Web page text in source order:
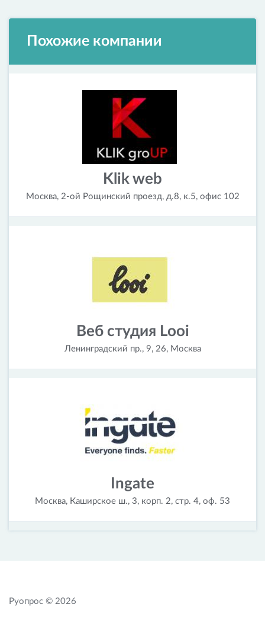
Похожие компании
Klik web
Москва, 2-ой Рощинский проезд, д.8, к.5, офис 102
Веб студия Looi
Ленинградский пр., 9, 26, Москва
Ingate
Москва, Каширское ш., 3, корп. 2, стр. 4, оф. 53
Руопрос © 2026